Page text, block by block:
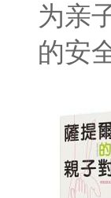
为亲
的安